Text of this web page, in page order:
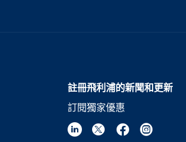
註冊飛利浦的新聞和更新
訂閱獨家優惠